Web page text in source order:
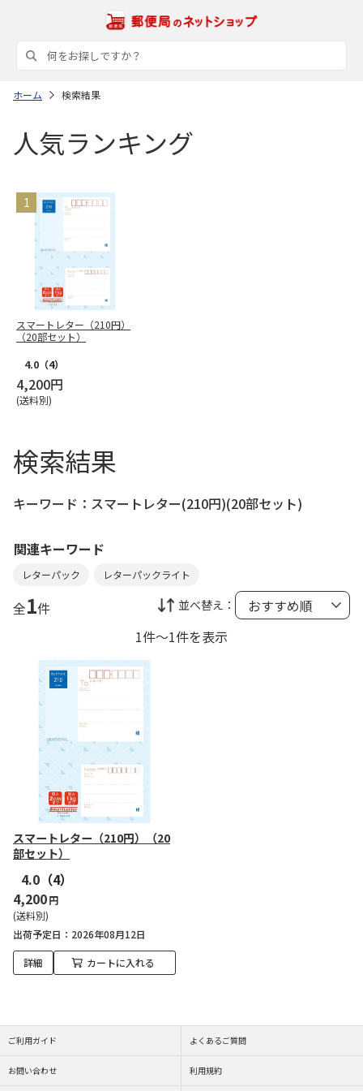
ホーム 検索結果
人気ランキング
スマートレター（210円）
（20部セット）
4.0 （4）
4,200円
(送料別)
検索結果
キーワード： スマートレター(210円)(20部セット)
関連キーワード
レターパック レターパックライト
全1件 並べ替え：
1件～1件を表示
スマートレター（210円）（20
部セット）
4.0 （4）
4,200円
(送料別)
出荷予定日
2026年08月12日
詳細 カートに入れる
ご利用ガイド よくあるご質問
お問い合わせ 利用規約